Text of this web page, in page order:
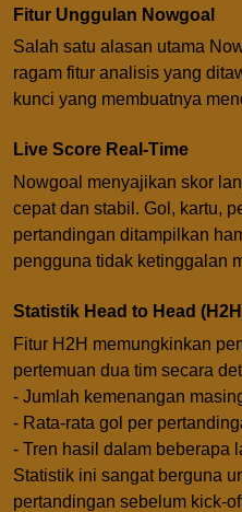
Fitur Unggulan Nowgoal
Salah satu alasan utama
ragam fitur analisis yang
kunci yang membuatnya
Live Score Real-Time
Nowgoal menyajikan skor
cepat dan stabil. Gol, kartu,
pertandingan ditampilkan
pengguna tidak ketinggalan
Statistik Head to Head
Fitur H2H memungkinkan
pertemuan dua tim secara
- Jumlah kemenangan
- Rata-rata gol per
- Tren hasil dalam beberapa
Statistik ini sangat berguna
pertandingan sebelum kick-